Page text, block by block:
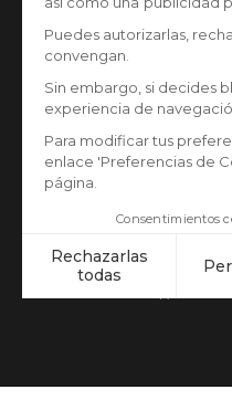
Pago
Tarjeta de
Google/
* Tienes 30
** Todos
(1)